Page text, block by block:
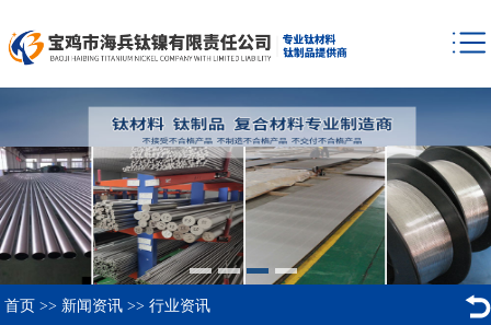
首页 >> 新闻资讯 >> 行业资讯